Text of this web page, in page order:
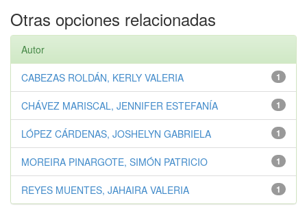
Otras opciones relacionadas
Autor
1
CABEZAS ROLDÁN, KERLY VALERIA
1
CHÁVEZ MARISCAL, JENNIFER ESTEFANÍA
1
LÓPEZ CÁRDENAS, JOSHELYN GABRIELA
1
MOREIRA PINARGOTE, SIMÓN PATRICIO
1
REYES MUENTES, JAHAIRA VALERIA